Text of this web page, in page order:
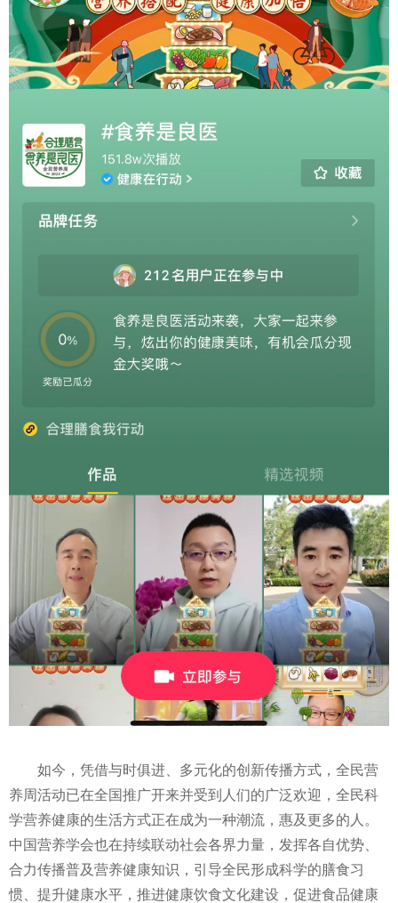
如今，凭借与时俱进、多元化的创新传播方式，全民营
养周活动已在全国推广开来并受到人们的广泛欢迎，全民科
学营养健康的生活方式正在成为一种潮流，惠及更多的人。
中国营养学会也在持续联动社会各界力量，发挥各自优势、
合力传播普及营养健康知识，引导全民形成科学的膳食习
惯、提升健康水平 ，推进健康饮食文化建设，促进食品健康